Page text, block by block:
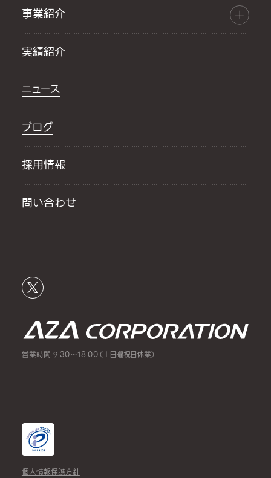
事業紹介
実績紹介
ニュース
ブログ
採用情報
問い合わせ
営業時間 9:30～18:00（土日曜祝日休業）
個人情報保護方針